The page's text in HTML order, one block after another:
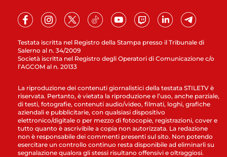
Testata iscritta nel Registro della Stampa presso il Tribunale di
Salerno al n. 34/2009
Società iscritta nel Registro degli Operatori di Comunicazione c/o
l’AGCOM al n. 20133
La riproduzione dei contenuti giornalistici della testata STILETV è
riservata. Pertanto, è vietata la riproduzione e l’uso, anche parziale,
di testi, fotografie, contenuti audio/video, filmati, loghi, grafiche
aziendali e pubblicitarie, con qualsiasi dispositivo
elettronico/digitale o per mezzo di fotocopie, registrazioni, cover e
tutto quanto è ascrivibile a copia non autorizzata. La redazione
non è responsabile dei commenti presenti sul sito. Non potendo
esercitare un controllo continuo resta disponibile ad eliminarli su
segnalazione qualora gli stessi risultano offensivi e oltraggiosi.